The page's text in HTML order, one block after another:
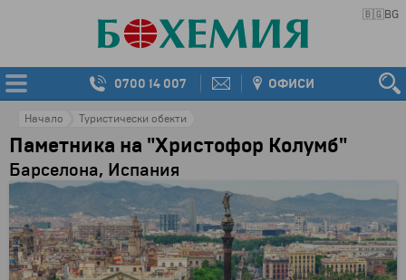
🇧🇬BG
0700 14 007 ОФИСИ
Начало Туристически обекти
Паметника на "Христофор Колумб"
Барселона, Испания